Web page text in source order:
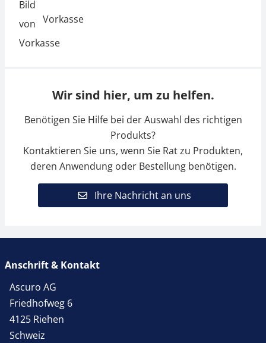
Vorkasse
Wir sind hier, um zu helfen.
Benötigen Sie Hilfe bei der Auswahl des richtigen
Produkts?
Kontaktieren Sie uns, wenn Sie Rat zu Produkten,
deren Anwendung oder Bestellung benötigen.
Ihre Nachricht an uns
Anschrift & Kontakt
Ascuro AG
Friedhofweg 6
4125 Riehen
Schweiz